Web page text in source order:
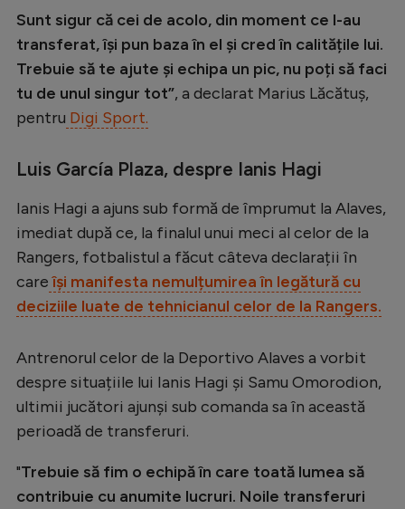
JO 2026
Creează cont
Sunt sigur că cei de acolo, din moment ce l-au
transferat, își pun baza în el și cred în calitățile lui.
Trebuie să te ajute și echipa un pic, nu poți să faci
tu de unul singur tot”, a declarat Marius Lăcătuș,
pentru Digi Sport.
Luis García Plaza, despre Ianis Hagi
Ianis Hagi a ajuns sub formă de împrumut la Alaves,
imediat după ce, la finalul unui meci al celor de la
Rangers, fotbalistul a făcut câteva declarații în
careîși manifesta nemulțumirea în legătură cu
deciziile luate de tehnicianul celor de la Rangers.
Antrenorul celor de la Deportivo Alaves a vorbit
despre situațiile lui Ianis Hagi și Samu Omorodion,
ultimii jucători ajunși sub comanda sa în această
perioadă de transferuri.
"Trebuie să fim o echipă în care toată lumea să
contribuie cu anumite lucruri. Noile transferuri